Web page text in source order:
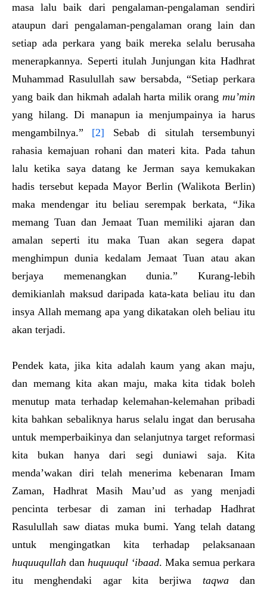
masa lalu baik dari pengalaman-pengalaman sendiri
ataupun dari pengalaman-pengalaman orang lain dan
setiap ada perkara yang baik mereka selalu berusaha
menerapkannya. Seperti itulah Junjungan kita Hadhrat
Muhammad Rasulullah saw bersabda, “Setiap perkara
yang baik dan hikmah adalah harta milik orang mu’min
yang hilang. Di manapun ia menjumpainya ia harus
mengambilnya.” [2] Sebab di situlah tersembunyi
rahasia kemajuan rohani dan materi kita. Pada tahun
lalu ketika saya datang ke Jerman saya kemukakan
hadis tersebut kepada Mayor Berlin (Walikota Berlin)
maka mendengar itu beliau serempak berkata, “Jika
memang Tuan dan Jemaat Tuan memiliki ajaran dan
amalan seperti itu maka Tuan akan segera dapat
menghimpun dunia kedalam Jemaat Tuan atau akan
berjaya memenangkan dunia.” Kurang-lebih
demikianlah maksud daripada kata-kata beliau itu dan
insya Allah memang apa yang dikatakan oleh beliau itu
akan terjadi.
Pendek kata, jika kita adalah kaum yang akan maju,
dan memang kita akan maju, maka kita tidak boleh
menutup mata terhadap kelemahan-kelemahan pribadi
kita bahkan sebaliknya harus selalu ingat dan berusaha
untuk memperbaikinya dan selanjutnya target reformasi
kita bukan hanya dari segi duniawi saja. Kita
menda’wakan diri telah menerima kebenaran Imam
Zaman, Hadhrat Masih Mau’ud as yang menjadi
pencinta terbesar di zaman ini terhadap Hadhrat
Rasulullah saw diatas muka bumi. Yang telah datang
untuk mengingatkan kita terhadap pelaksanaan
huquuqullah dan huquuqul ‘ibaad. Maka semua perkara
itu menghendaki agar kita berjiwa taqwadan